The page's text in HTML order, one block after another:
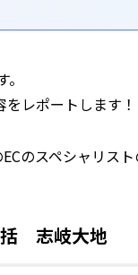
レポートします！
のスペシャリス
括 志岐大地